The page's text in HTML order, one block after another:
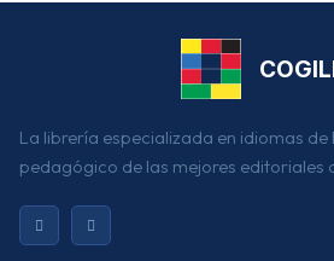
La librería especializada en idiomas
pedagógico de las mejores editoriales